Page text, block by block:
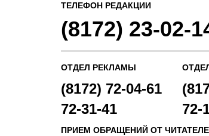
ТЕЛЕФОН РЕДАКЦИИ
(8172) 23-02-
ОТДЕЛ РЕКЛАМЫ
(8172) 72-04-61
72-31-41
72-
ПРИЕМ ОБРАЩЕНИЙ ОТ